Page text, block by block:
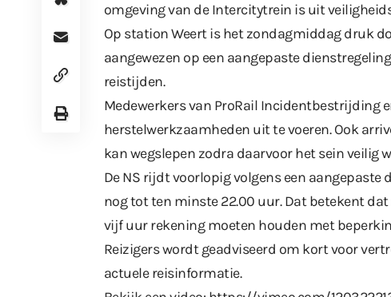
omgeving van de Intercitytrein is uit
Op station Weert is het zondagmiddag druk
aangewezen op een aangepaste
reistijden.
Medewerkers van ProRail Incidentbestrijding
herstelwerkzaamheden uit te voeren. Ook
kan wegslepen zodra daarvoor het sein veilig
De NS rijdt voorlopig volgens een
nog tot ten minste 22.00 uur. Dat betekent
vijf uur rekening moeten houden met
Reizigers wordt geadviseerd om kort voor
actuele reisinformatie.